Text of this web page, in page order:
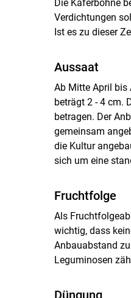
Die Käferbohne
Verdichtungen
Ist es zu dieser
Aussaat
Ab Mitte April bis
beträgt 2 - 4 cm.
betragen. Der
gemeinsam
die Kultur
sich um eine
Fruchtfolge
Als
wichtig, dass
Anbauabstand
Leguminosen
Düngung